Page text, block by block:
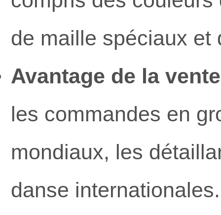
de maille spéciaux et
Avantage de la
les commandes en
mondiaux, les
danse internationales.